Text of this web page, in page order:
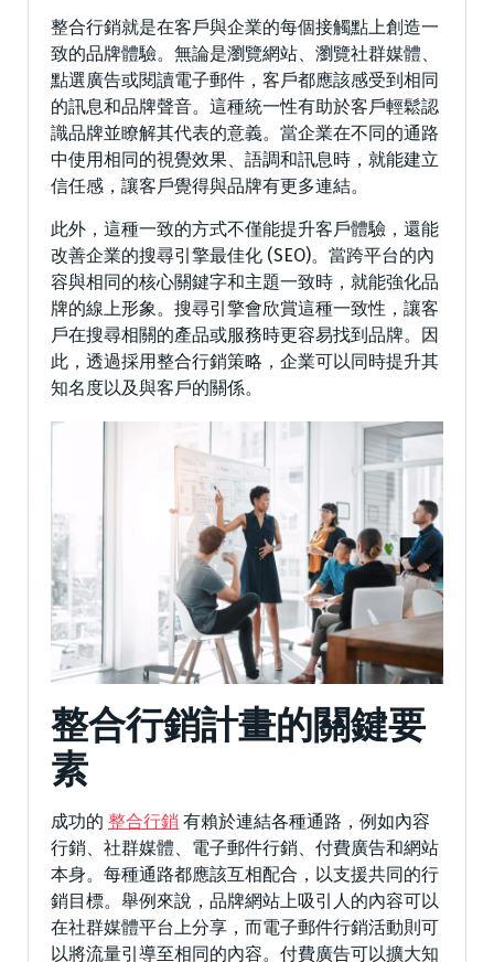
整合行銷就是在客戶與企業的每個接觸點上創造一
致的品牌體驗。無論是瀏覽網站、瀏覽社群媒體、
點選廣告或閱讀電子郵件，客戶都應該感受到相同
的訊息和品牌聲音。這種統一性有助於客戶輕鬆認
識品牌並瞭解其代表的意義。當企業在不同的通路
中使用相同的視覺效果、語調和訊息時，就能建立
信任感，讓客戶覺得與品牌有更多連結。
此外，這種一致的方式不僅能提升客戶體驗，還能
改善企業的搜尋引擎最佳化 (SEO)。當跨平台的內
容與相同的核心關鍵字和主題一致時，就能強化品
牌的線上形象。搜尋引擎會欣賞這種一致性，讓客
戶在搜尋相關的產品或服務時更容易找到品牌。因
此，透過採用整合行銷策略，企業可以同時提升其
知名度以及與客戶的關係。
整合行銷計畫的關鍵要
素
成功的 整合行銷 有賴於連結各種通路，例如內容
行銷、社群媒體、電子郵件行銷、付費廣告和網站
本身。每種通路都應該互相配合，以支援共同的行
銷目標。舉例來說，品牌網站上吸引人的內容可以
在社群媒體平台上分享，而電子郵件行銷活動則可
以將流量引導至相同的內容。付費廣告可以擴大知